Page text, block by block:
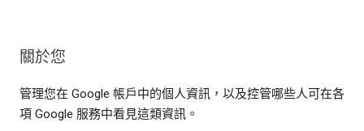
關於您
管理您在 Google 帳戶中的個人資訊，以及控管哪些人可在各
項 Google 服務中看見這類資訊。